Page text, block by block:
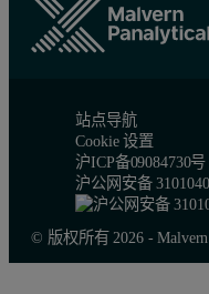
站点导航
Cookie 设置
沪ICP备09084730号
沪公网安备
© 版权所有 2026 -